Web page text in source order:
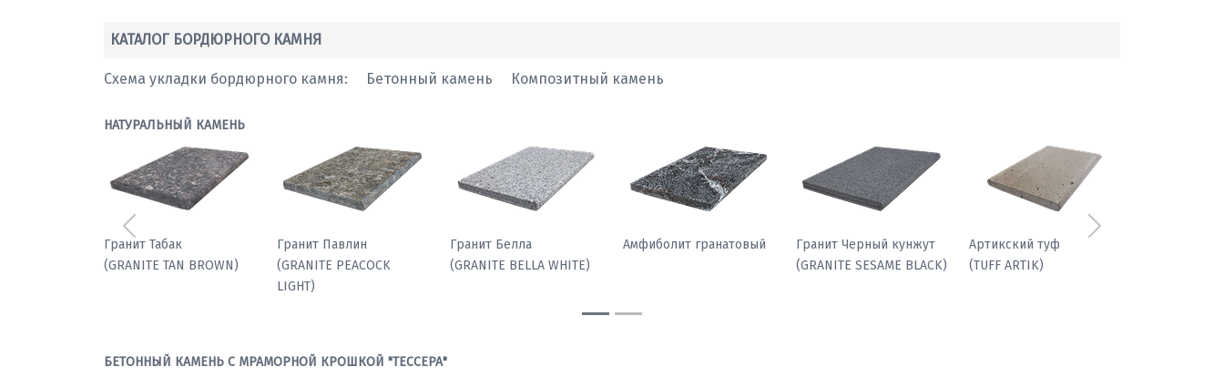
КАТАЛОГ БОРДЮРНОГО КАМНЯ
Схема укладки бордюрного камня: Бетонный камень Композитный камень
НАТУРАЛЬНЫЙ КАМЕНЬ
Гранит Табак
(GRANITE TAN BROWN)
Гранит Павлин
(GRANITE PEACOCK
LIGHT)
Гранит Белла
(GRANITE BELLA WHITE)
Амфиболит гранатовый
Гранит Черный кунжут
(GRANITE SESAME BLACK)
Артикский туф
(TUFF ARTIK)
Предыдущий Следующий
БЕТОННЫЙ КАМЕНЬ С МРАМОРНОЙ КРОШКОЙ "ТЕССЕРА"